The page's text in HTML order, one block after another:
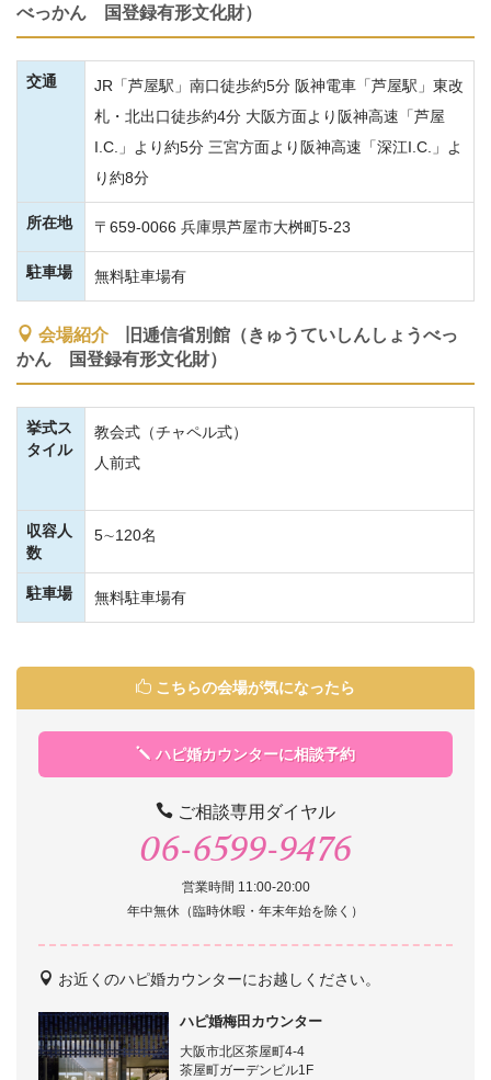
べっかん 国登録有形文化財）
交通
JR「芦屋駅」南口徒歩約5分 阪神電車「芦屋駅」東改
札・北出口徒歩約4分 大阪方面より阪神高速「芦屋
I.C.」より約5分 三宮方面より阪神高速「深江I.C.」よ
り約8分
所在地 〒659-0066 兵庫県芦屋市大桝町5-23
駐車場 無料駐車場有
会場紹介
旧逓信省別館（きゅうていしんしょうべっ
かん 国登録有形文化財）
挙式ス
タイル
教会式（チャペル式）
人前式
収容人
数
5∼120名
駐車場 無料駐車場有
こちらの会場が気になったら
ハピ婚カウンターに相談予約
ご相談専用ダイヤル
06-6599-9476
営業時間 11:00-20:00
年中無休（臨時休暇・年末年始を除く）
お近くのハピ婚カウンターにお越しください。
ハピ婚梅田カウンター
大阪市北区茶屋町4-4
茶屋町ガーデンビル1F